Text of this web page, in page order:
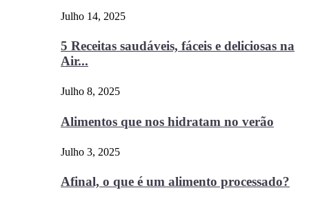
Julho 14, 2025
5 Receitas saudáveis, fáceis e deliciosas na
Air...
Julho 8, 2025
Alimentos que nos hidratam no verão
Julho 3, 2025
Afinal, o que é um alimento processado?